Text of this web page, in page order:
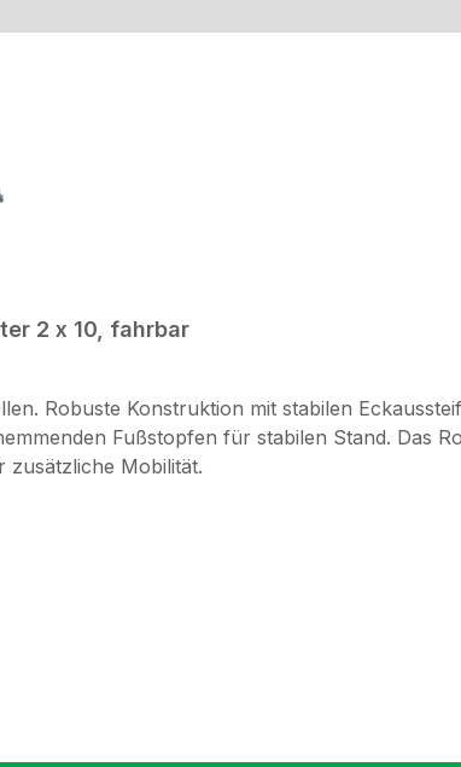
2 x 10, fahrbar
Robuste Konstruktion mit stabilen
Fußstopfen für stabilen Stand. Das
Mobilität.